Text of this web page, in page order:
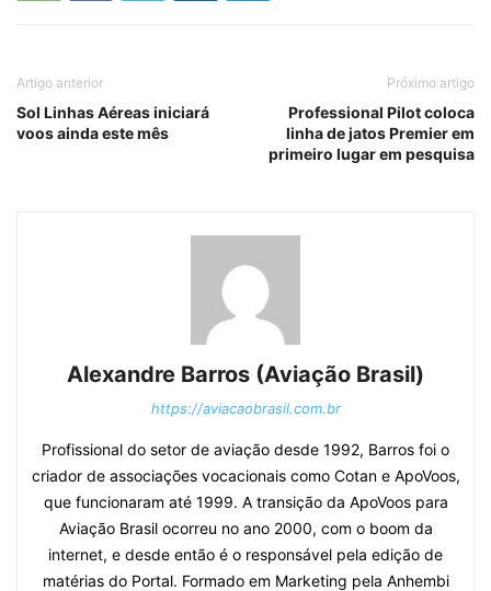
Artigo anterior
Sol Linhas Aéreas iniciará
voos ainda este mês
Próximo artigo
Professional Pilot coloca
linha de jatos Premier em
primeiro lugar em pesquisa
Alexandre Barros (Aviação Brasil)
https://aviacaobrasil.com.br
Profissional do setor de aviação desde 1992, Barros foi o
criador de associações vocacionais como Cotan e ApoVoos,
que funcionaram até 1999. A transição da ApoVoos para
Aviação Brasil ocorreu no ano 2000, com o boom da
internet, e desde então é o responsável pela edição de
matérias do Portal. Formado em Marketing pela Anhembi